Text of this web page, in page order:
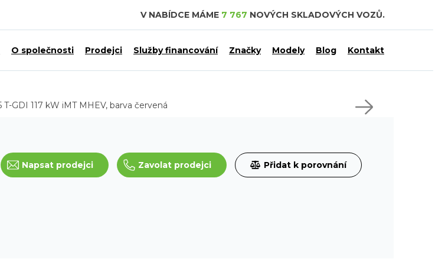
V NABÍDCE MÁME 7 767 NOVÝCH SKLADOVÝCH VOZŮ.
O společnosti Prodejci Služby financování Značky Modely Blog Kontakt
Napsat prodejci Zavolat prodejci Přidat k porovnání